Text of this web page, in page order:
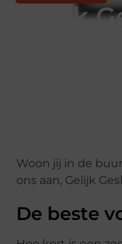
Gelijk
Woon jij in de
ons aan, Gelijk
De beste